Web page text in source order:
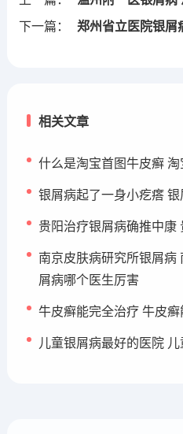
下一篇：
郑州省立医院银屑
相关文章
什么是淘宝首图牛皮癣
银屑病起了一身小疙瘩
贵阳治疗银屑病确推中康
南京皮肤病研究所银屑病
屑病哪个医生厉害
牛皮癣能完全治疗 牛皮癣
儿童银屑病最好的医院